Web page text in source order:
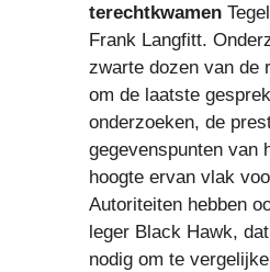
terechtkwamen
Frank Langfitt.
zwarte dozen van de
om de laatste
onderzoeken, de
gegevenspunten van
hoogte ervan vlak
Autoriteiten hebben
leger Black Hawk,
nodig om te